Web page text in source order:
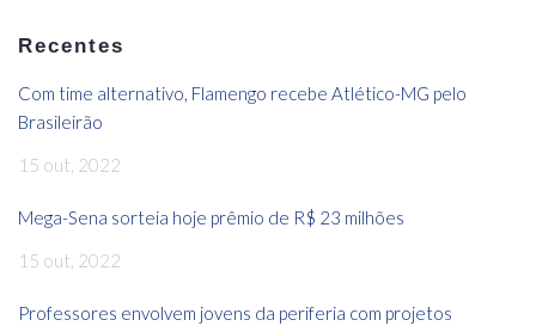
Recentes
Com time alternativo, Flamengo recebe Atlético-MG pelo
Brasileirão
15 out, 2022
Mega-Sena sorteia hoje prêmio de R$ 23 milhões
15 out, 2022
Professores envolvem jovens da periferia com projetos